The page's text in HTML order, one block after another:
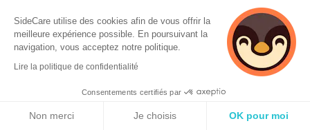
Les OPCO
Tops assurances par secteur
Réseaux de soins
SideCare utilise des cookies afin de vous offrir la
meilleure expérience possible. En poursuivant la
navigation, vous acceptez notre politique.
Lire la politique de confidentialité
Consentements certifiés par
Non merci Je choisis OK pour moi